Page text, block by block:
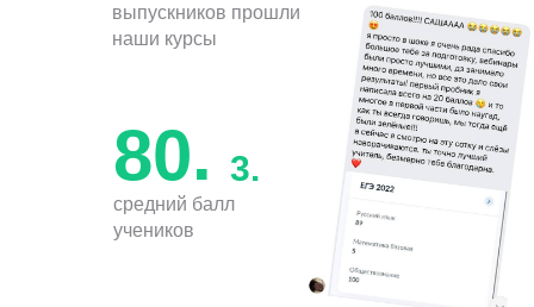
выпускников прошли
наши курсы
80. 3.
средний балл
учеников